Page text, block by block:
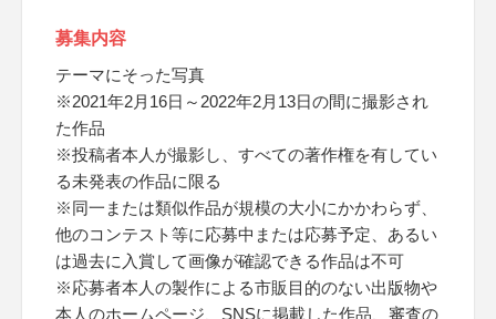
募集内容
テーマにそった写真
※2021年2月16日～2022年2月13日の間に撮影され
た作品
※投稿者本人が撮影し、すべての著作権を有してい
る未発表の作品に限る
※同一または類似作品が規模の大小にかかわらず、
他のコンテスト等に応募中または応募予定、あるい
は過去に入賞して画像が確認できる作品は不可
※応募者本人の製作による市販目的のない出版物や
本人のホームページ、SNSに掲載した作品、審査の